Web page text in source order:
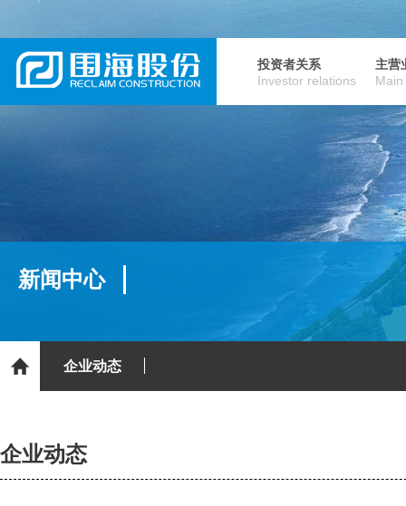
投资者关系
Investor relations
主营
新闻中心
企业动态
企业动态